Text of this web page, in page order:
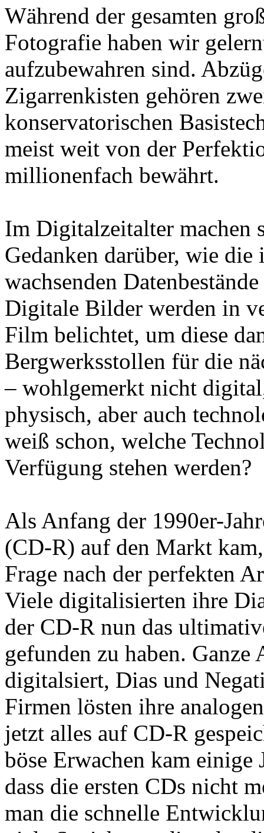
Während der gesamten
Fotografie haben wir
aufzubewahren sind.
Zigarrenkisten gehören
konservatorischen
meist weit von der
millionenfach bewährt.
Im Digitalzeitalter machen
Gedanken darüber, wie
wachsenden
Digitale Bilder werden in
Film belichtet, um diese
Bergwerksstollen für die
– wohlgemerkt nicht
physisch, aber auch
weiß schon, welche
Verfügung stehen werden?
Als Anfang der 1990er-
(CD-R) auf den Markt
Frage nach der perfekten
Viele digitalisierten ihre
der CD-R nun das
gefunden zu haben.
digitalsiert, Dias und
Firmen lösten ihre
jetzt alles auf CD-R
böse Erwachen kam einige
dass die ersten CDs nicht
man die schnelle